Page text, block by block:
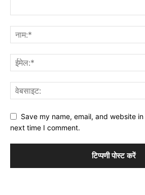
Save my name, email, and website
next time I comment.